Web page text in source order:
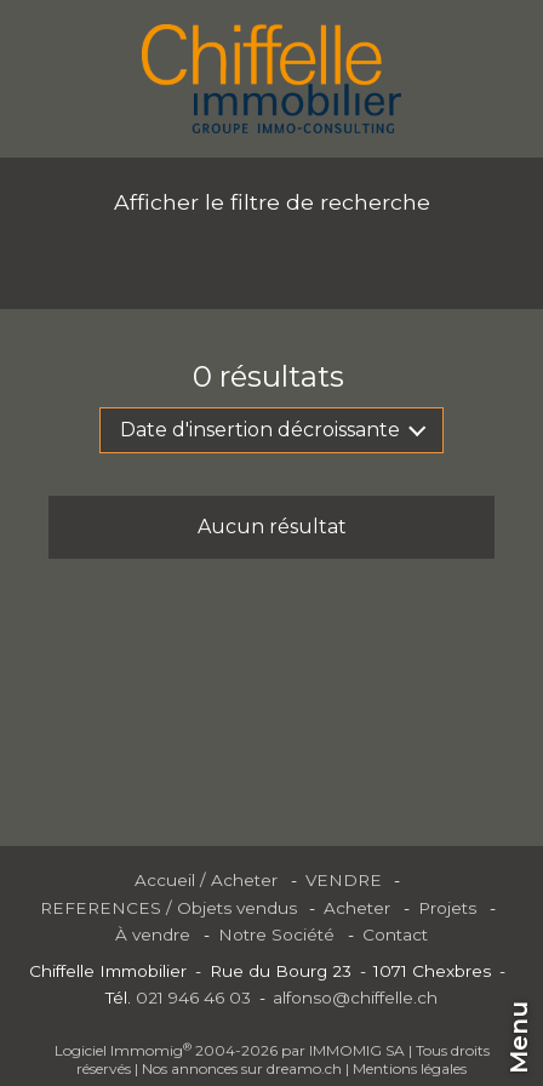
Menu
Afficher le filtre de recherche
0 résultats
Date d'insertion décroissante
Aucun résultat
Accueil / Acheter
VENDRE
REFERENCES / Objets vendus
Acheter
Projets
À vendre
Notre Société
Contact
Chiffelle Immobilier
Rue du Bourg 23
1071 Chexbres
Tél. 021 946 46 03 alfonso@chiffelle.ch
Logiciel Immomig®2004-2026 par IMMOMIG SA | Tous droits
réservés | Nos annonces sur dreamo.ch | Mentions légales